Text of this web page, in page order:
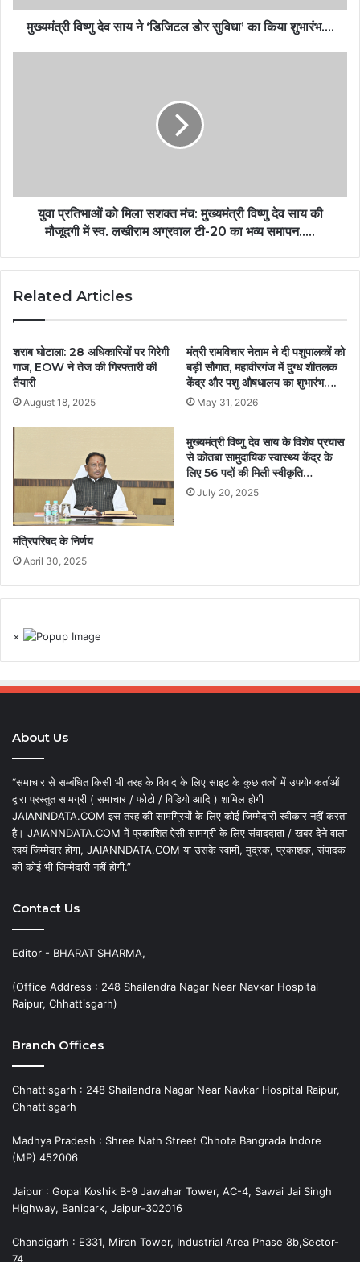
मुख्यमंत्री विष्णु देव साय ने ‘डिजिटल डोर सुविधा’ का किया शुभारंभ….
युवा प्रतिभाओं को मिला सशक्त मंच: मुख्यमंत्री विष्णु देव साय की
मौजूदगी में स्व. लखीराम अग्रवाल टी-20 का भव्य समापन…..
Related Articles
शराब घोटाला: 28 अधिकारियों पर गिरेगी
गाज, EOW ने तेज की गिरफ्तारी की
तैयारी
August 18, 2025
मंत्री रामविचार नेताम ने दी पशुपालकों को
बड़ी सौगात, महावीरगंज में दुग्ध शीतलक
केंद्र और पशु औषधालय का शुभारंभ….
May 31, 2026
मंत्रिपरिषद के निर्णय
April 30, 2025
मुख्यमंत्री विष्णु देव साय के विशेष प्रयास
से कोतबा सामुदायिक स्वास्थ्य केंद्र के
लिए 56 पदों की मिली स्वीकृति…
July 20, 2025
×
About Us
“समाचार से सम्बंधित किसी भी तरह के विवाद के लिए साइट के कुछ तत्वों में उपयोगकर्ताओं
द्वारा प्रस्तुत सामग्री ( समाचार / फोटो / विडियो आदि ) शामिल होगी
JAIANNDATA.COM इस तरह की सामग्रियों के लिए कोई जिम्मेदारी स्वीकार नहीं करता
है। JAIANNDATA.COM में प्रकाशित ऐसी सामग्री के लिए संवाददाता / खबर देने वाला
स्वयं जिम्मेदार होगा, JAIANNDATA.COM या उसके स्वामी, मुद्रक, प्रकाशक, संपादक
की कोई भी जिम्मेदारी नहीं होगी.”
Contact Us
Editor - BHARAT SHARMA,
(Office Address : 248 Shailendra Nagar Near Navkar Hospital
Raipur, Chhattisgarh)
Branch Offices
Chhattisgarh : 248 Shailendra Nagar Near Navkar Hospital Raipur,
Chhattisgarh
Madhya Pradesh : Shree Nath Street Chhota Bangrada Indore
(MP) 452006
Jaipur : Gopal Koshik B-9 Jawahar Tower, AC-4, Sawai Jai Singh
Highway, Banipark, Jaipur-302016
Chandigarh : E331, Miran Tower, Industrial Area Phase 8b,Sector-
74